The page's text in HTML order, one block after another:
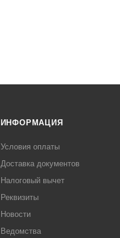
ИНФОРМАЦИЯ
Условия оплаты
Доставка документов
Налоговый вычет
Реквизиты
Новости
Ведомства